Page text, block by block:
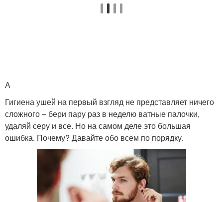
А
Гигиена ушей на первый взгляд не представляет ничего
сложного – бери пару раз в неделю ватные палочки,
удаляй серу и все. Но на самом деле это большая
ошибка. Почему? Давайте обо всем по порядку.